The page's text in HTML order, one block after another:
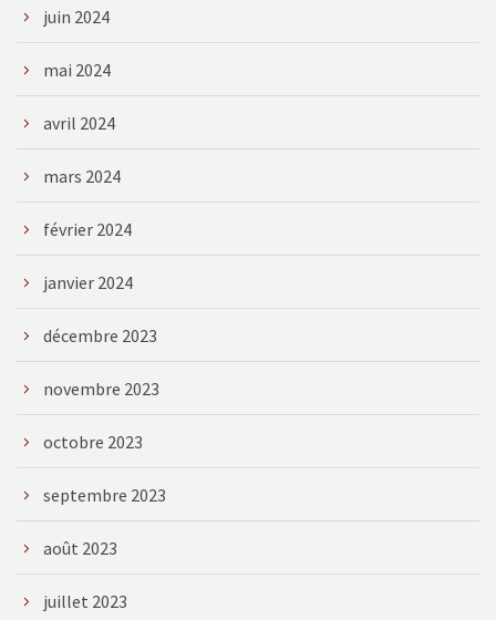
juin 2024
mai 2024
avril 2024
mars 2024
février 2024
janvier 2024
décembre 2023
novembre 2023
octobre 2023
septembre 2023
août 2023
juillet 2023